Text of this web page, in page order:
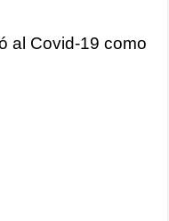
al Covid-19 como